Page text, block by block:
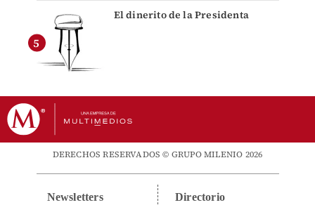
El dinerito de la Presidenta
DERECHOS RESERVADOS © GRUPO MILENIO 2026
Newsletters Directorio